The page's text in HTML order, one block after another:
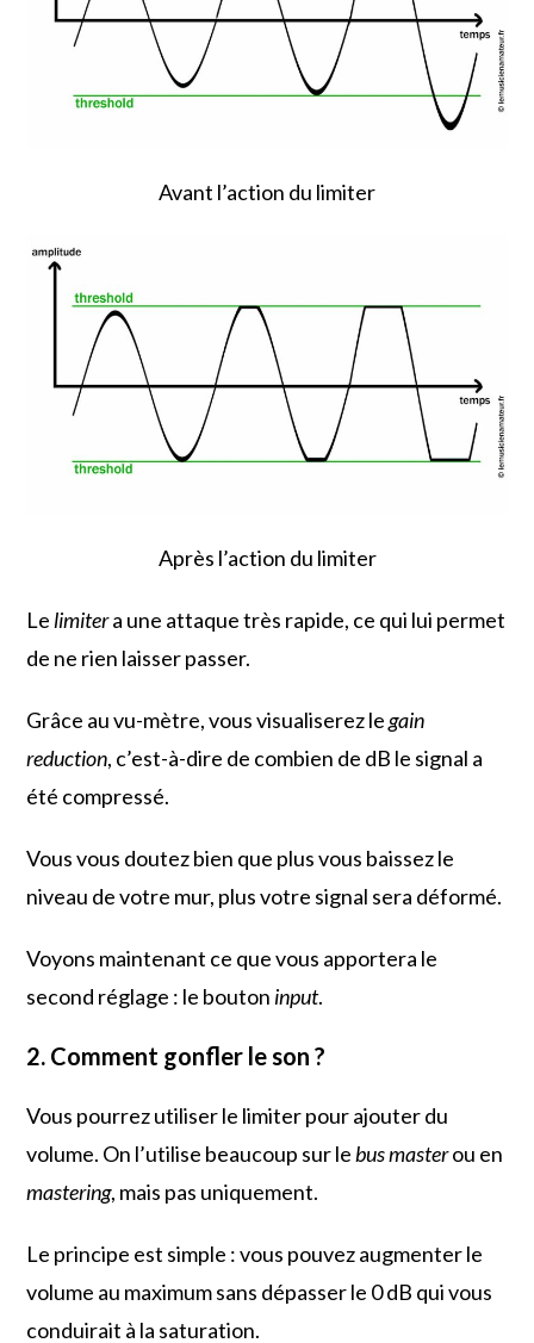
Avant l’action du limiter
Après l’action du limiter
Le limitera une attaque très rapide, ce qui lui permet
de ne rien laisser passer.
Grâce au vu-mètre, vous visualiserez legain
reduction, c’est-à-dire de combien de dB le signal a
été compressé.
Vous vous doutez bien que plus vous baissez le
niveau de votre mur, plus votre signal sera déformé.
Voyons maintenant ce que vous apportera le
second réglage : le bouton input.
2. Comment gonfler le son ?
Vous pourrez utiliser le limiter pour ajouter du
volume. On l’utilise beaucoup sur lebus masterou en
mastering, mais pas uniquement.
Le principe est simple : vous pouvez augmenter le
volume au maximum sans dépasser le 0 dB qui vous
conduirait à la saturation.